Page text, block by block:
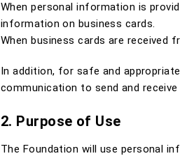
When personal information is
information on business cards.
When business cards are received
In addition, for safe and
communication to send and
2. Purpose of Use
The Foundation will use personal